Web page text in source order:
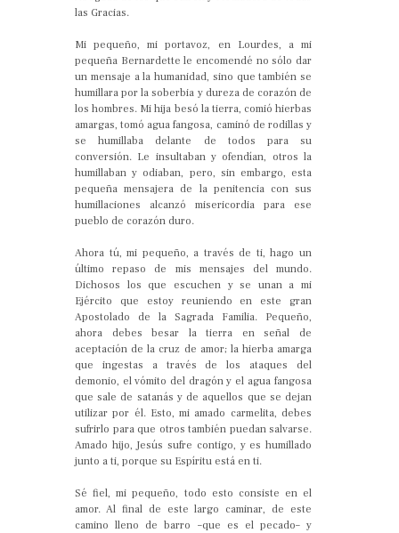
las Gracias.
Mi pequeño, mi portavoz, en Lourdes, a mi
pequeña Bernardette le encomendé no sólo dar
un mensaje a la humanidad, sino que también se
humillara por la soberbia y dureza de corazón de
los hombres. Mi hija besó la tierra, comió hierbas
amargas, tomó agua fangosa, caminó de rodillas y
se humillaba delante de todos para su
conversión. Le insultaban y ofendían, otros la
humillaban y odiaban, pero, sin embargo, esta
pequeña mensajera de la penitencia con sus
humillaciones alcanzó misericordia para ese
pueblo de corazón duro.
Ahora tú, mi pequeño, a través de ti, hago un
último repaso de mis mensajes del mundo.
Dichosos los que escuchen y se unan a mi
Ejército que estoy reuniendo en este gran
Apostolado de la Sagrada Familia. Pequeño,
ahora debes besar la tierra en señal de
aceptación de la cruz de amor; la hierba amarga
que ingestas a través de los ataques del
demonio, el vómito del dragón y el agua fangosa
que sale de satanás y de aquellos que se dejan
utilizar por él. Esto, mi amado carmelita, debes
sufrirlo para que otros también puedan salvarse.
Amado hijo, Jesús sufre contigo, y es humillado
junto a ti, porque su Espíritu está en ti.
Sé fiel, mi pequeño, todo esto consiste en el
amor. Al final de este largo caminar, de este
camino lleno de barro –que es el pecado– y